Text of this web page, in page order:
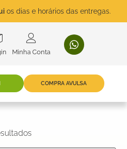
os dias e horários das entregas.
Minha Conta
COMPRA AVULSA